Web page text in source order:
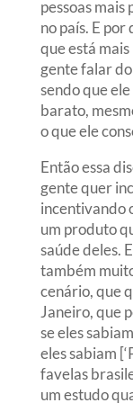
pessoas mais
no país. E por
que está
gente falar
sendo que
barato,
o que ele
Então essa
gente quer
incentivando
um produto
saúde deles.
também
cenário, que
Janeiro, que
se eles
eles sabiam
favelas
um estudo